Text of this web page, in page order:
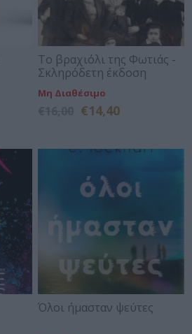
Το βραχιόλι της Φωτιάς -
Σκληρόδετη έκδοση
Μη Διαθέσιμο
€14,40
Όλοι ήμασταν ψεύτες